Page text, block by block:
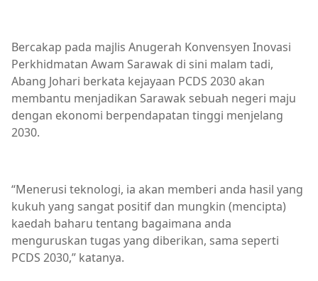
Bercakap pada majlis Anugerah Konvensyen Inovasi
Perkhidmatan Awam Sarawak di sini malam tadi,
Abang Johari berkata kejayaan PCDS 2030 akan
membantu menjadikan Sarawak sebuah negeri maju
dengan ekonomi berpendapatan tinggi menjelang
2030.
“Menerusi teknologi, ia akan memberi anda hasil yang
kukuh yang sangat positif dan mungkin (mencipta)
kaedah baharu tentang bagaimana anda
menguruskan tugas yang diberikan, sama seperti
PCDS 2030,” katanya.